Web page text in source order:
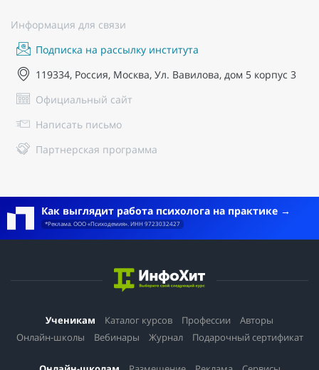
Информация для связи
Подписка на рассылку института
119334, Россия, Москва, Ул. Вавилова, дом 5 корпус 3
Официальный сайт
Написать письмо
Партнерская программа
Как выглядит работа психолога на практике
*Реклама. ООО «Психодемия». ИНН 9723032427
Ученикам Каталог курсов Профессии
Авторы
Онлайн-школы
Вебинары Журнал Подарочный сертификат